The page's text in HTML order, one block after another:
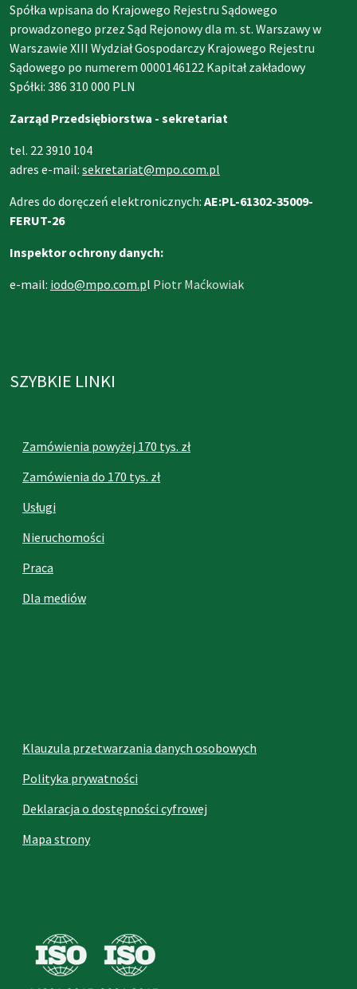
Spółka wpisana do Krajowego Rejestru Sądowego
prowadzonego przez Sąd Rejonowy dla m. st. Warszawy w
Warszawie XIII Wydział Gospodarczy Krajowego Rejestru
Sądowego po numerem 0000146122 Kapitał zakładowy
Spółki: 386 310 000 PLN
Zarząd Przedsiębiorstwa - sekretariat
tel. 22 3910 104
adres e-mail: sekretariat@mpo.com.pl
Adres do doręczeń elektronicznych: AE:PL-61302-35009-
FERUT-26
Inspektor ochrony danych:
e-mail: iodo@mpo.com.pl Piotr Maćkowiak
SZYBKIE LINKI
Zamówienia powyżej 170 tys. zł
Zamówienia do 170 tys. zł
Usługi
Nieruchomości
Praca
Dla mediów
Klauzula przetwarzania danych osobowych
Polityka prywatności
Deklaracja o dostępności cyfrowej
Mapa strony